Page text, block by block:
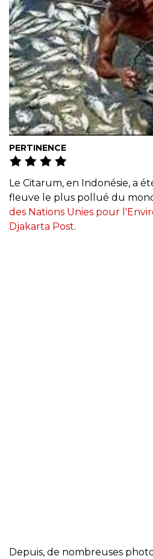
PERTINENCE
Le Citarum, en Indonésie, a
fleuve le plus pollué du
des Nations Unies pour
Djakarta Post.
Depuis, de nombreuses